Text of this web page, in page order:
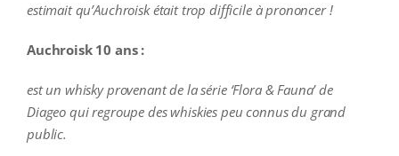
estimait qu’Auchroisk était trop difficile à prononcer !
Auchroisk 10 ans :
est un whiskyprovenant de la série ‘Flora & Fauna’ de
Diageo qui regroupe des whiskies peu connus du grand
public.